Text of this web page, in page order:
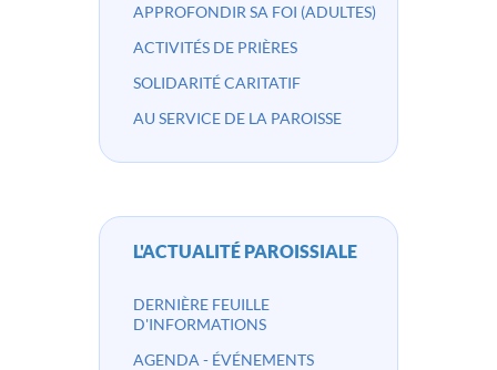
APPROFONDIR SA FOI (ADULTES)
ACTIVITÉS DE PRIÈRES
SOLIDARITÉ CARITATIF
AU SERVICE DE LA PAROISSE
L'ACTUALITÉ PAROISSIALE
DERNIÈRE FEUILLE
D'INFORMATIONS
AGENDA - ÉVÉNEMENTS